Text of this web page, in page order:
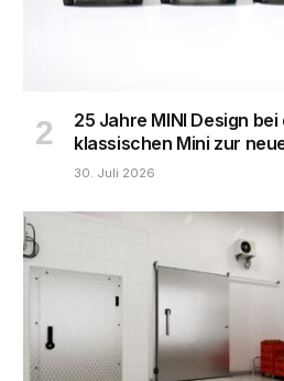
25 Jahre MINI Design
klassischen Mini zur
30. Juli 2026